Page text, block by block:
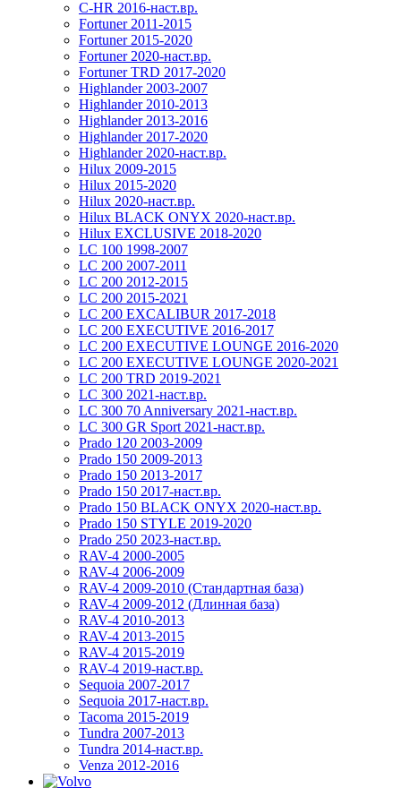
C-HR 2016-наст.вр.
Fortuner 2011-2015
Fortuner 2015-2020
Fortuner 2020-наст.вр.
Fortuner TRD 2017-2020
Highlander 2003-2007
Highlander 2010-2013
Highlander 2013-2016
Highlander 2017-2020
Highlander 2020-наст.вр.
Hilux 2009-2015
Hilux 2015-2020
Hilux 2020-наст.вр.
Hilux BLACK ONYX 2020-наст.вр.
Hilux EXCLUSIVE 2018-2020
LC 100 1998-2007
LC 200 2007-2011
LC 200 2012-2015
LC 200 2015-2021
LC 200 EXCALIBUR 2017-2018
LC 200 EXECUTIVE 2016-2017
LC 200 EXECUTIVE LOUNGE 2016-2020
LC 200 EXECUTIVE LOUNGE 2020-2021
LC 200 TRD 2019-2021
LC 300 2021-наст.вр.
LC 300 70 Anniversary 2021-наст.вр.
LC 300 GR Sport 2021-наст.вр.
Prado 120 2003-2009
Prado 150 2009-2013
Prado 150 2013-2017
Prado 150 2017-наст.вр.
Prado 150 BLACK ONYX 2020-наст.вр.
Prado 150 STYLE 2019-2020
Prado 250 2023-наст.вр.
RAV-4 2000-2005
RAV-4 2006-2009
RAV-4 2009-2010 (Стандартная база)
RAV-4 2009-2012 (Длинная база)
RAV-4 2010-2013
RAV-4 2013-2015
RAV-4 2015-2019
RAV-4 2019-наст.вр.
Sequoia 2007-2017
Sequoia 2017-наст.вр.
Tacoma 2015-2019
Tundra 2007-2013
Tundra 2014-наст.вр.
Venza 2012-2016